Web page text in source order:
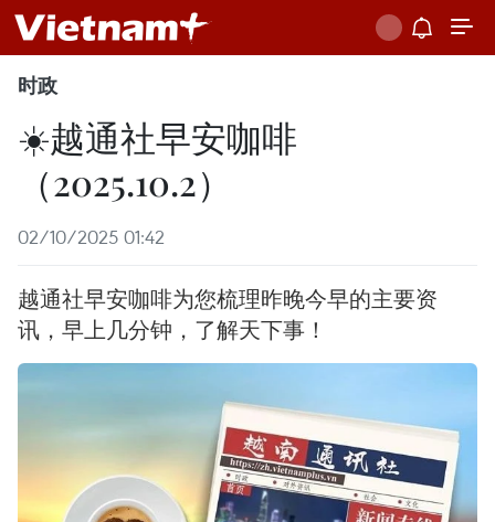
时政
☀️越通社早安咖啡
（2025.10.2）
02/10/2025 01:42
越通社早安咖啡为您梳理昨晚今早的主要资
讯，早上几分钟，了解天下事！